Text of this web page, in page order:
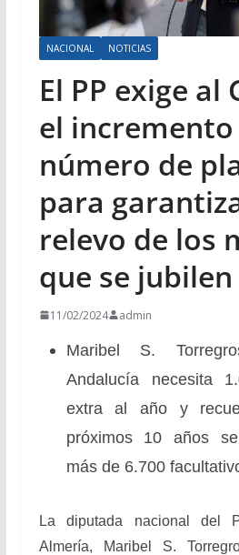
NACIONAL NOTICIAS
El PP exige al
el incremento
número de
para
relevo de los
que se jubilen
11/02/2024 admin
Maribel S.
Andalucía necesita
extra al año y
próximos 10 años
más de 6.700
La diputada nacional del
Almería, Maribel S.